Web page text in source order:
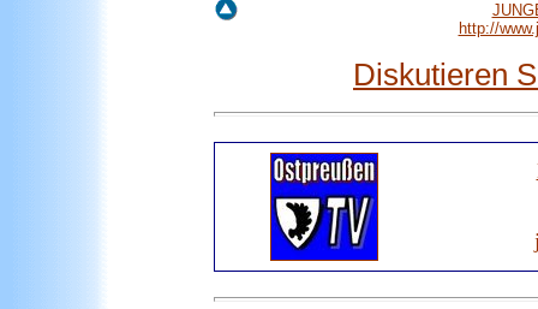
http://
Diskutieren